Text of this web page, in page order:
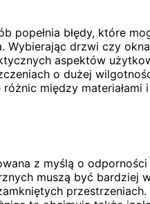
popełnia błędy, które
Wybierając drzwi czy
aspektów
o dużej
między materiałami
z myślą o
muszą być bardziej
przestrzeniach.